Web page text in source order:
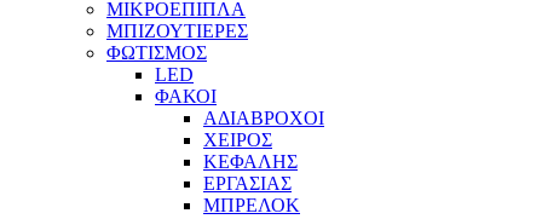
ΜΙΚΡΟΕΠΙΠΛΑ
ΜΠΙΖΟΥΤΙΕΡΕΣ
ΦΩΤΙΣΜΟΣ
LED
ΦΑΚΟΙ
ΑΔΙΑΒΡΟΧΟΙ
ΧΕΙΡΟΣ
ΚΕΦΑΛΗΣ
ΕΡΓΑΣΙΑΣ
ΜΠΡΕΛΟΚ